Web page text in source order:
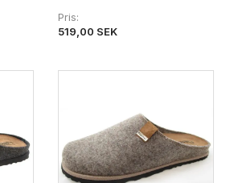
Pris
519,00 SEK